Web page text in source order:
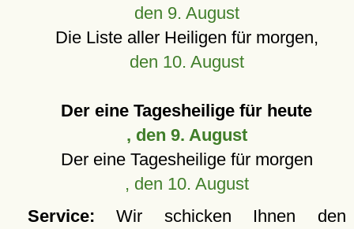
den 9. August
Die Liste aller Heiligen für morgen,
den 10. August
Der eine Tagesheilige für heute
, den 9. August
Der eine Tagesheilige für morgen
, den 10. August
Service: Wir schicken Ihnen den